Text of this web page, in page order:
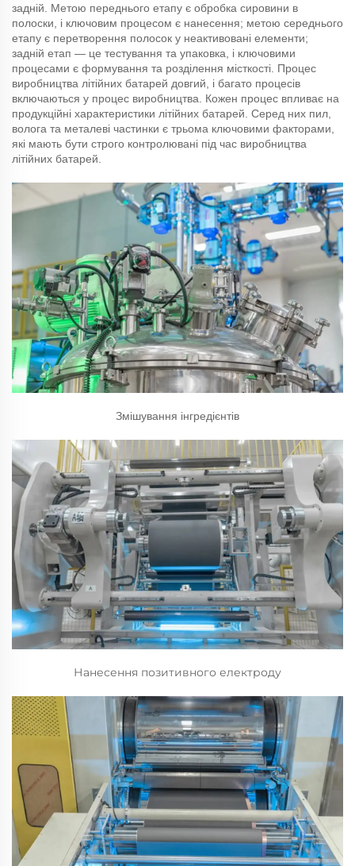
задній. Метою переднього етапу є обробка сировини в
полоски, і ключовим процесом є нанесення; метою середнього
етапу є перетворення полосок у неактивовані елементи;
задній етап — це тестування та упаковка, і ключовими
процесами є формування та розділення місткості. Процес
виробництва літійних батарей довгий, і багато процесів
включаються у процес виробництва. Кожен процес впливає на
продукційні характеристики літійних батарей. Серед них пил,
волога та металеві частинки є трьома ключовими факторами,
які мають бути строго контролювані під час виробництва
літійних батарей.
Змішування інгредієнтів
Нанесення позитивного електроду